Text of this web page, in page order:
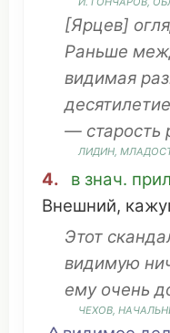
[Ярцев]
Раньше
видимая
десятилетие
— старость
ЛИДИН,
4. в знач.
Внешний,
Этот
видимую
ему очень
ЧЕХОВ,